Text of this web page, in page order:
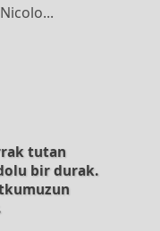
tutan
bir durak.